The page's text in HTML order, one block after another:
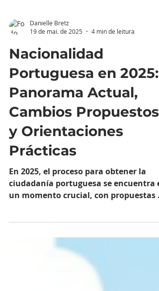
Danielle Bretz
19 de mai. de 2025
4 min de leitura
Nacionalidad
Portuguesa en 2025:
Panorama Actual,
Cambios Propuestos
y Orientaciones
Prácticas
En 2025, el proceso para obtener la
un momento crucial, con propuestas
cambios legislativos significativos que
pueden modificar drásticamente los
requisitos y plazos para quienes
convertirse en ciudadanos